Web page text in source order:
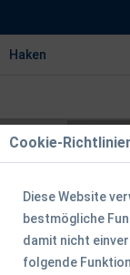
Haken
Cookie-
Diese Website
bestmögliche
damit nicht
folgende